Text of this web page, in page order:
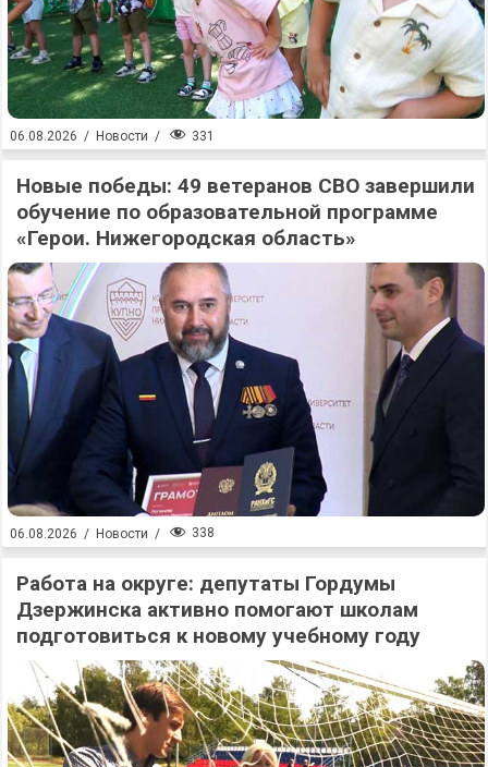
06.08.2026 / Новости / 331
Новые победы: 49 ветеранов СВО завершили
обучение по образовательной программе
«Герои. Нижегородская область»
06.08.2026 / Новости / 338
Работа на округе: депутаты Гордумы
Дзержинска активно помогают школам
подготовиться к новому учебному году